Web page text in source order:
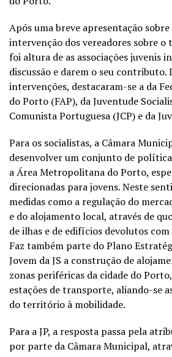
Após uma breve apresentação sobre
intervenção dos vereadores sobre o
foi altura de as associações juvenis
discussão e darem o seu contributo.
intervenções, destacaram-se a da
do Porto (FAP), da Juventude
Comunista Portuguesa (JCP) e da
Para os socialistas, a Câmara
desenvolver um conjunto de
a Área Metropolitana do Porto,
direcionadas para jovens. Neste
medidas como a regulação do
e do alojamento local, através de
de ilhas e de edifícios devolutos com
Faz também parte do Plano
Jovem da JS a construção de
zonas periféricas da cidade do
estações de transporte, aliando-se
do território à mobilidade.
Para a JP, a resposta passa pela
por parte da Câmara Municipal,